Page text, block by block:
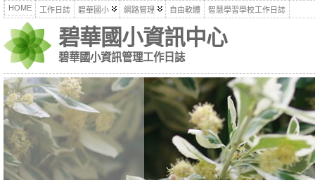
HOME 工作日誌 碧華國小 網路管理 自由軟體 智慧學習學校工作日誌
碧華國小資訊中心
碧華國小資訊管理工作日誌